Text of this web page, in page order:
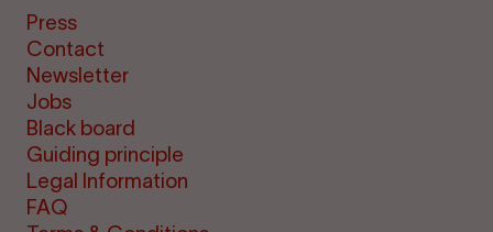
Press
Contact
Newsletter
Jobs
Black board
Guiding principle
Legal Information
FAQ